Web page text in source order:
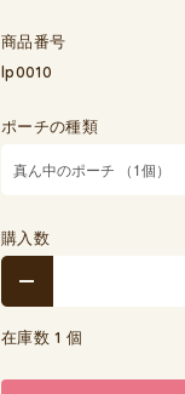
商品番号
lp0010
ポーチの種類
購入数
在庫数 1 個